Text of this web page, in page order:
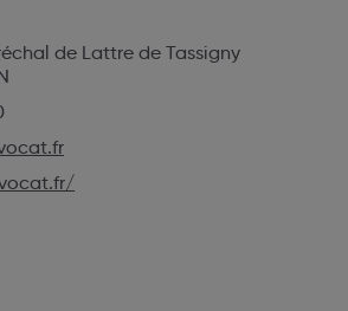
de Lattre de Tassigny